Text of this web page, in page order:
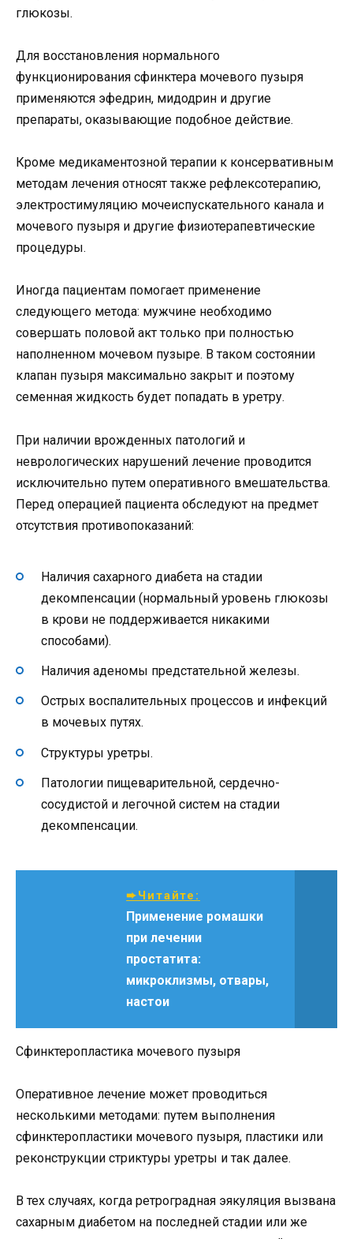
глюкозы.
Для восстановления нормального
функционирования сфинктера мочевого пузыря
применяются эфедрин, мидодрин и другие
препараты, оказывающие подобное действие.
Кроме медикаментозной терапии к консервативным
методам лечения относят также рефлексотерапию,
электростимуляцию мочеиспускательного канала и
мочевого пузыря и другие физиотерапевтические
процедуры.
Иногда пациентам помогает применение
следующего метода: мужчине необходимо
совершать половой акт только при полностью
наполненном мочевом пузыре. В таком состоянии
клапан пузыря максимально закрыт и поэтому
семенная жидкость будет попадать в уретру.
При наличии врожденных патологий и
неврологических нарушений лечение проводится
исключительно путем оперативного вмешательства.
Перед операцией пациента обследуют на предмет
отсутствия противопоказаний:
Наличия сахарного диабета на стадии
декомпенсации (нормальный уровень глюкозы
в крови не поддерживается никакими
способами).
Наличия аденомы предстательной железы.
Острых воспалительных процессов и инфекций
в мочевых путях.
Структуры уретры.
Патологии пищеварительной, сердечно-
сосудистой и легочной систем на стадии
декомпенсации.
➨Читайте:
Применение ромашки
при лечении
простатита:
микроклизмы, отвары,
настои
Сфинктеропластика мочевого пузыря
Оперативное лечение может проводиться
несколькими методами: путем выполнения
сфинктеропластики мочевого пузыря, пластики или
реконструкции стриктуры уретры и так далее.
В тех случаях, когда ретроградная эякуляция вызвана
сахарным диабетом на последней стадии или же